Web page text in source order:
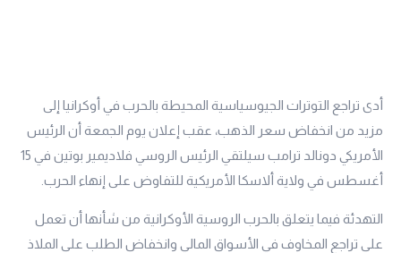
أدى تراجع التوترات الجيوسياسية المحيطة بالحرب في أوكرانيا إلى
مزيد من انخفاض سعر الذهب، عقب إعلان يوم الجمعة أن الرئيس
الأمريكي دونالد ترامب سيلتقي الرئيس الروسي فلاديمير بوتين في 15
أغسطس في ولاية ألاسكا الأمريكية للتفاوض على إنهاء الحرب.
التهدئة فيما يتعلق بالحرب الروسية الأوكرانية من شأنها أن تعمل
على تراجع المخاوف في الأسواق المالي وانخفاض الطلب على الملاذ